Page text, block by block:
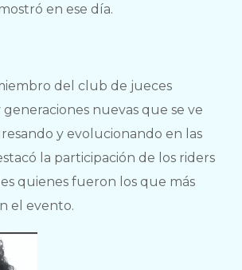
en ese día.
del club de jueces
generaciones nuevas que se ve
y evolucionando en las
la participación de los riders
quienes fueron los que más
el evento.